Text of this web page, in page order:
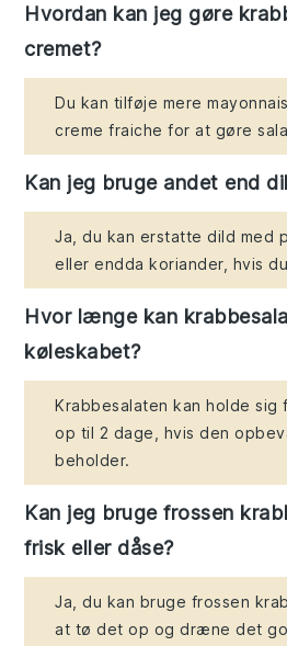
Hvordan kan jeg gøre
cremet?
Du kan tilføje mere
creme fraiche for at gøre
Kan jeg bruge andet end
Ja, du kan erstatte dild med
eller endda koriander, hvis
Hvor længe kan
køleskabet?
Krabbesalaten kan holde sig
op til 2 dage, hvis den
beholder.
Kan jeg bruge frossen
frisk eller dåse?
Ja, du kan bruge frossen
at tø det op og dræne det